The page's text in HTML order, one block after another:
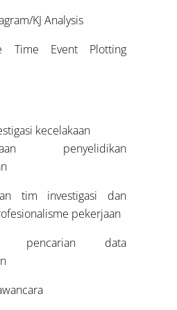
KJ Analysis
Time Event Plotting
kecelakaan
penyelidikan
tim investigasi dan
pekerjaan
pencarian data